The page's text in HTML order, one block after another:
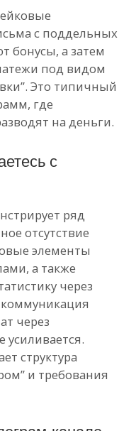
с поддельных
бонусы, а затем
под видом
Это типичный
где
на деньги.
с
ряд
отсутствие
элементы
а также
через
через
усиливается.
структура
и требования